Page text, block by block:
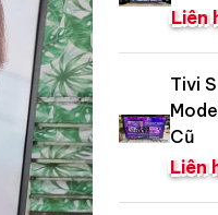
Liên
Tivi
Cũ
Liên